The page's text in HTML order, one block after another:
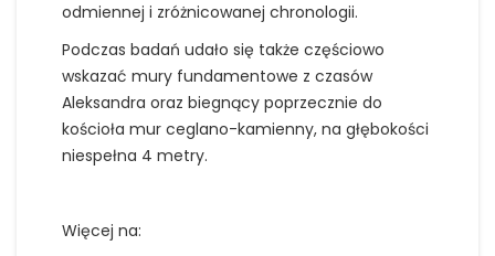
odmiennej i zróżnicowanej chronologii.
Podczas badań udało się także częściowo
wskazać mury fundamentowe z czasów
Aleksandra oraz biegnący poprzecznie do
kościoła mur ceglano-kamienny, na głębokości
niespełna 4 metry.
Więcej na: